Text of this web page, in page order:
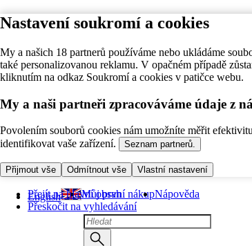
Nastavení soukromí a cookies
My a našich 18 partnerů používáme nebo ukládáme
také personalizovanou reklamu. V opačném případě
kliknutím na odkaz Soukromí a cookies v patičce webu.
My a naši partneři zpracováváme údaje z
Povolením souborů cookies nám umožníte měřit
identifikovat vaše zařízení.
Seznam partnerů.
Přijmout vše Odmítnout vše Vlastní nastavení
Přejít na hlavní obsah
Přeskočit na vyhledávání
English Můj první nákupNápověda